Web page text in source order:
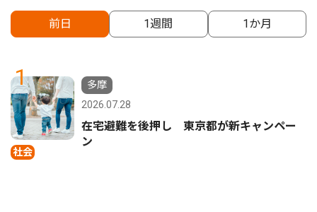
前日 1週間 1か月
1
社会
多摩
2026.07.28
在宅避難を後押し 東京都が新キャンペー
ン